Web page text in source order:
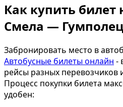
Как купить билет
Смела —
Забронировать место в
Автобусные билеты онлайн -
рейсы разных перевозчиков
Процесс покупки билета
удобен: